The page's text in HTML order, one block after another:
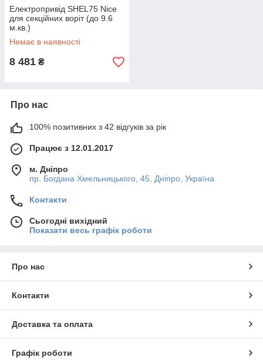
Електропривід SHEL75 Nice
для секційних воріт (до 9.6
м.кв.)
Немає в наявності
8 481 ₴
Про нас
100% позитивних з 42 відгуків за рік
Працює з 12.01.2017
м. Дніпро
пр. Богдана Хмельницького, 45, Дніпро, Україна
Контакти
Сьогодні вихідний
Показати весь графік роботи
Про нас
Контакти
Доставка та оплата
Графік роботи